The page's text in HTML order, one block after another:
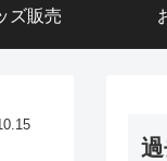
ズ販売